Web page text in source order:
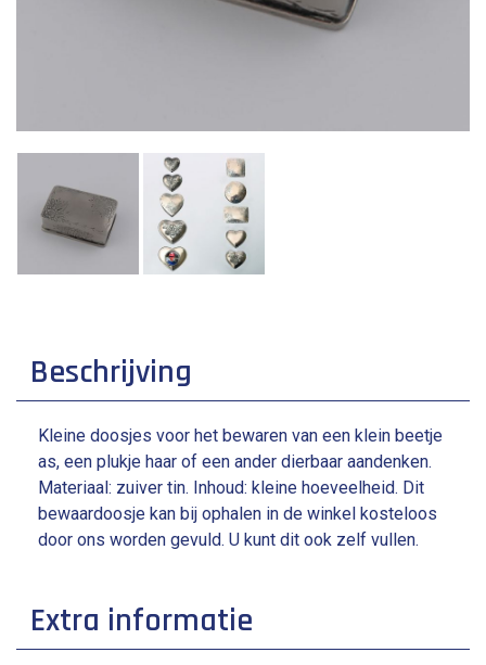
Beschrijving
Kleine doosjes voor het bewaren van een klein beetje
as, een plukje haar of een ander dierbaar aandenken.
Materiaal: zuiver tin. Inhoud: kleine hoeveelheid. Dit
bewaardoosje kan bij ophalen in de winkel kosteloos
door ons worden gevuld. U kunt dit ook zelf vullen.
Extra informatie